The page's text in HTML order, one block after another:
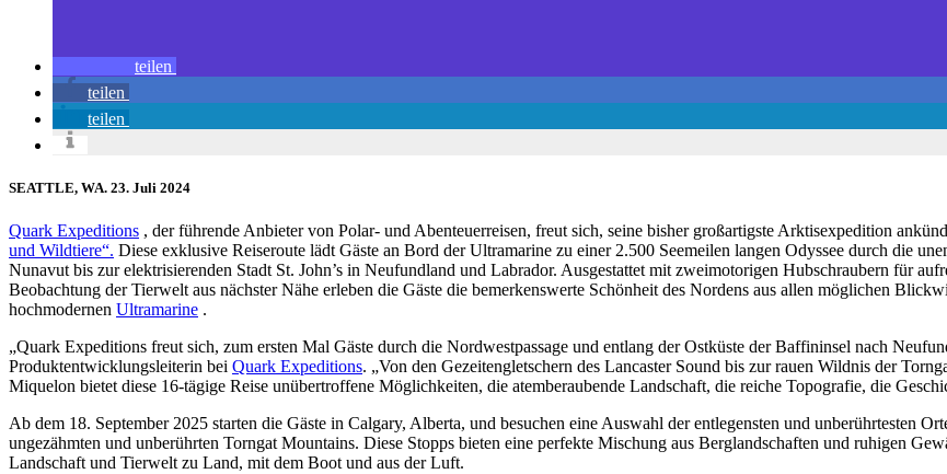
teilen
teilen
teilen
SEATTLE, WA. 23. Juli 2024
Quark Expeditions , der führende Anbieter von Polar- und Abenteuerreisen, freut sich, seine bisher großartigste Arktisexpedition
und Wildtiere“. Diese exklusive Reiseroute lädt Gäste an Bord der Ultramarine zu einer 2.500 Seemeilen langen Odyssee durch die
Nunavut bis zur elektrisierenden Stadt St. John’s in Neufundland und Labrador. Ausgestattet mit zweimotorigen Hubschraubern für
Beobachtung der Tierwelt aus nächster Nähe erleben die Gäste die bemerkenswerte Schönheit des Nordens aus allen möglichen
hochmodernen Ultramarine .
„Quark Expeditions freut sich, zum ersten Mal Gäste durch die Nordwestpassage und entlang der Ostküste der Baffininsel nach
Produktentwicklungsleiterin bei Quark Expeditions. „Von den Gezeitengletschern des Lancaster Sound bis zur rauen Wildnis der
Miquelon bietet diese 16-tägige Reise unübertroffene Möglichkeiten, die atemberaubende Landschaft, die reiche Topografie, die
Ab dem 18. September 2025 starten die Gäste in Calgary, Alberta, und besuchen eine Auswahl der entlegensten und unberührtesten
ungezähmten und unberührten Torngat Mountains. Diese Stopps bieten eine perfekte Mischung aus Berglandschaften und ruhigen
Landschaft und Tierwelt zu Land, mit dem Boot und aus der Luft.